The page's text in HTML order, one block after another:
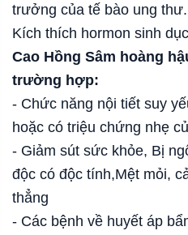
trưởng của tế bào ung thư.
Kích thích hormon sinh
Cao Hồng Sâm hoàng
trường hợp:
- Chức năng nội tiết suy
hoặc có triệu chứng nhẹ
- Giảm sút sức khỏe, Bị
độc có độc tính,Mệt mỏi,
thẳng
- Các bệnh về huyết áp